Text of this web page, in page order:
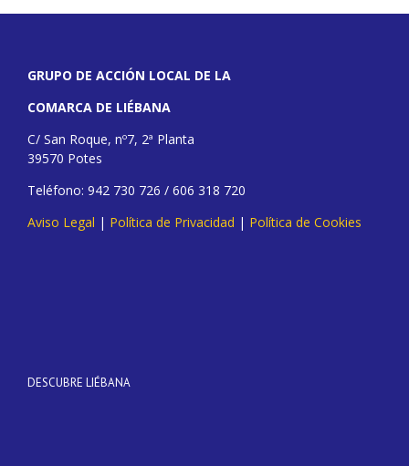
GRUPO DE ACCIÓN LOCAL DE LA
COMARCA DE LIÉBANA
C/ San Roque, nº7, 2ª Planta
39570 Potes
Teléfono: 942 730 726 / 606 318 720
Aviso Legal | Política de Privacidad | Política de Cookies
DESCUBRE LIÉBANA